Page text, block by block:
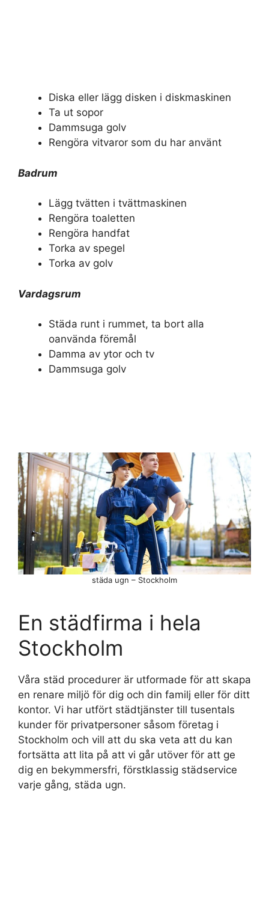
Diska eller lägg disken i diskmaskinen
Ta ut sopor
Dammsuga golv
Rengöra vitvaror som du har använt
Badrum
Lägg tvätten i tvättmaskinen
Rengöra toaletten
Rengöra handfat
Torka av spegel
Torka av golv
Vardagsrum
Städa runt i rummet, ta bort alla
oanvända föremål
Damma av ytor och tv
Dammsuga golv
En städfirma i hela
Stockholm
Våra städ procedurer är utformade för att skapa
en renare miljö för dig och din familj eller för ditt
kontor. Vi har utfört städtjänster till tusentals
kunder för privatpersoner såsom företag i
Stockholm och vill att du ska veta att du kan
fortsätta att lita på att vi går utöver för att ge
dig en bekymmersfri, förstklassig städservice
varje gång, städa ugn.
städa ugn – Stockholm